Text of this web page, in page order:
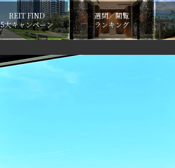
REIT FIND
5大キャンペーン
週間／閲覧
ランキング